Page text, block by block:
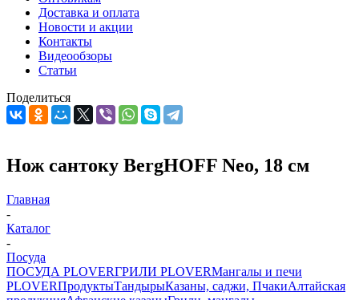
Доставка и оплата
Новости и акции
Контакты
Видеообзоры
Статьи
Поделиться
Нож сантоку BergHOFF Neo, 18 см
Главная
-
Каталог
-
Посуда
ПОСУДА PLOVERГРИЛИ PLOVERМангалы и печи
PLOVERПродуктыТандырыКазаны, саджи, ПчакиАлтайская